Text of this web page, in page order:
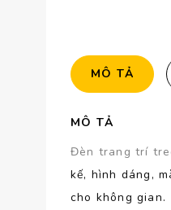
MÔ TẢ
MÔ TẢ
Đèn trang trí
kế, hình dáng,
cho không gian.